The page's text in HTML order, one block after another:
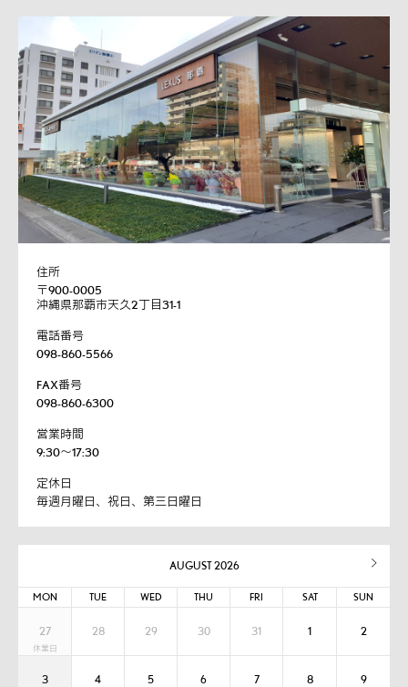
住所
〒900-0005
沖縄県那覇市天久2丁目31-1
電話番号
098-860-5566
FAX番号
098-860-6300
営業時間
9:30～17:30
定休日
毎週月曜日、祝日、第三日曜日
AUGUST 2026
MON TUE WED THU FRI SAT SUN
27 28 29 30 31 1 2
3 4 5 6 7 8 9